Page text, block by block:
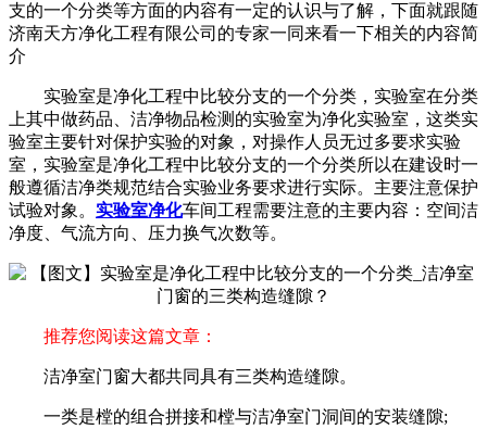
支的一个分类等方面的内容有一定的认识与了解，下面就跟随
济南天方净化工程有限公司的专家一同来看一下相关的内容简
介
实验室是净化工程中比较分支的一个分类，实验室在分类
上其中做药品、洁净物品检测的实验室为净化实验室，这类实
验室主要针对保护实验的对象，对操作人员无过多要求实验
室，实验室是净化工程中比较分支的一个分类所以在建设时一
般遵循洁净类规范结合实验业务要求进行实际。主要注意保护
试验对象。 实验室净化车间工程需要注意的主要内容：空间洁
净度、气流方向、压力换气次数等。
推荐您阅读这篇文章：
洁净室门窗大都共同具有三类构造缝隙。
一类是樘的组合拼接和樘与洁净室门洞间的安装缝隙;